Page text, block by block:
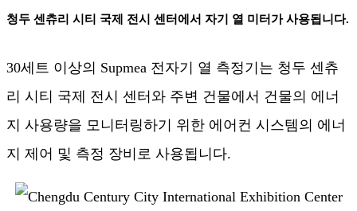
청두 센츄리 시티 국제 전시 센터에서 자기 열 미터가 사용됩니다.
30세트 이상의 Supmea 전자기 열 측정기는 청두 센츄
리 시티 국제 전시 센터와 주변 건물에서 건물의 에너
지 사용량을 모니터링하기 위한 에어컨 시스템의 에너
지 제어 및 측정 장비로 사용됩니다.